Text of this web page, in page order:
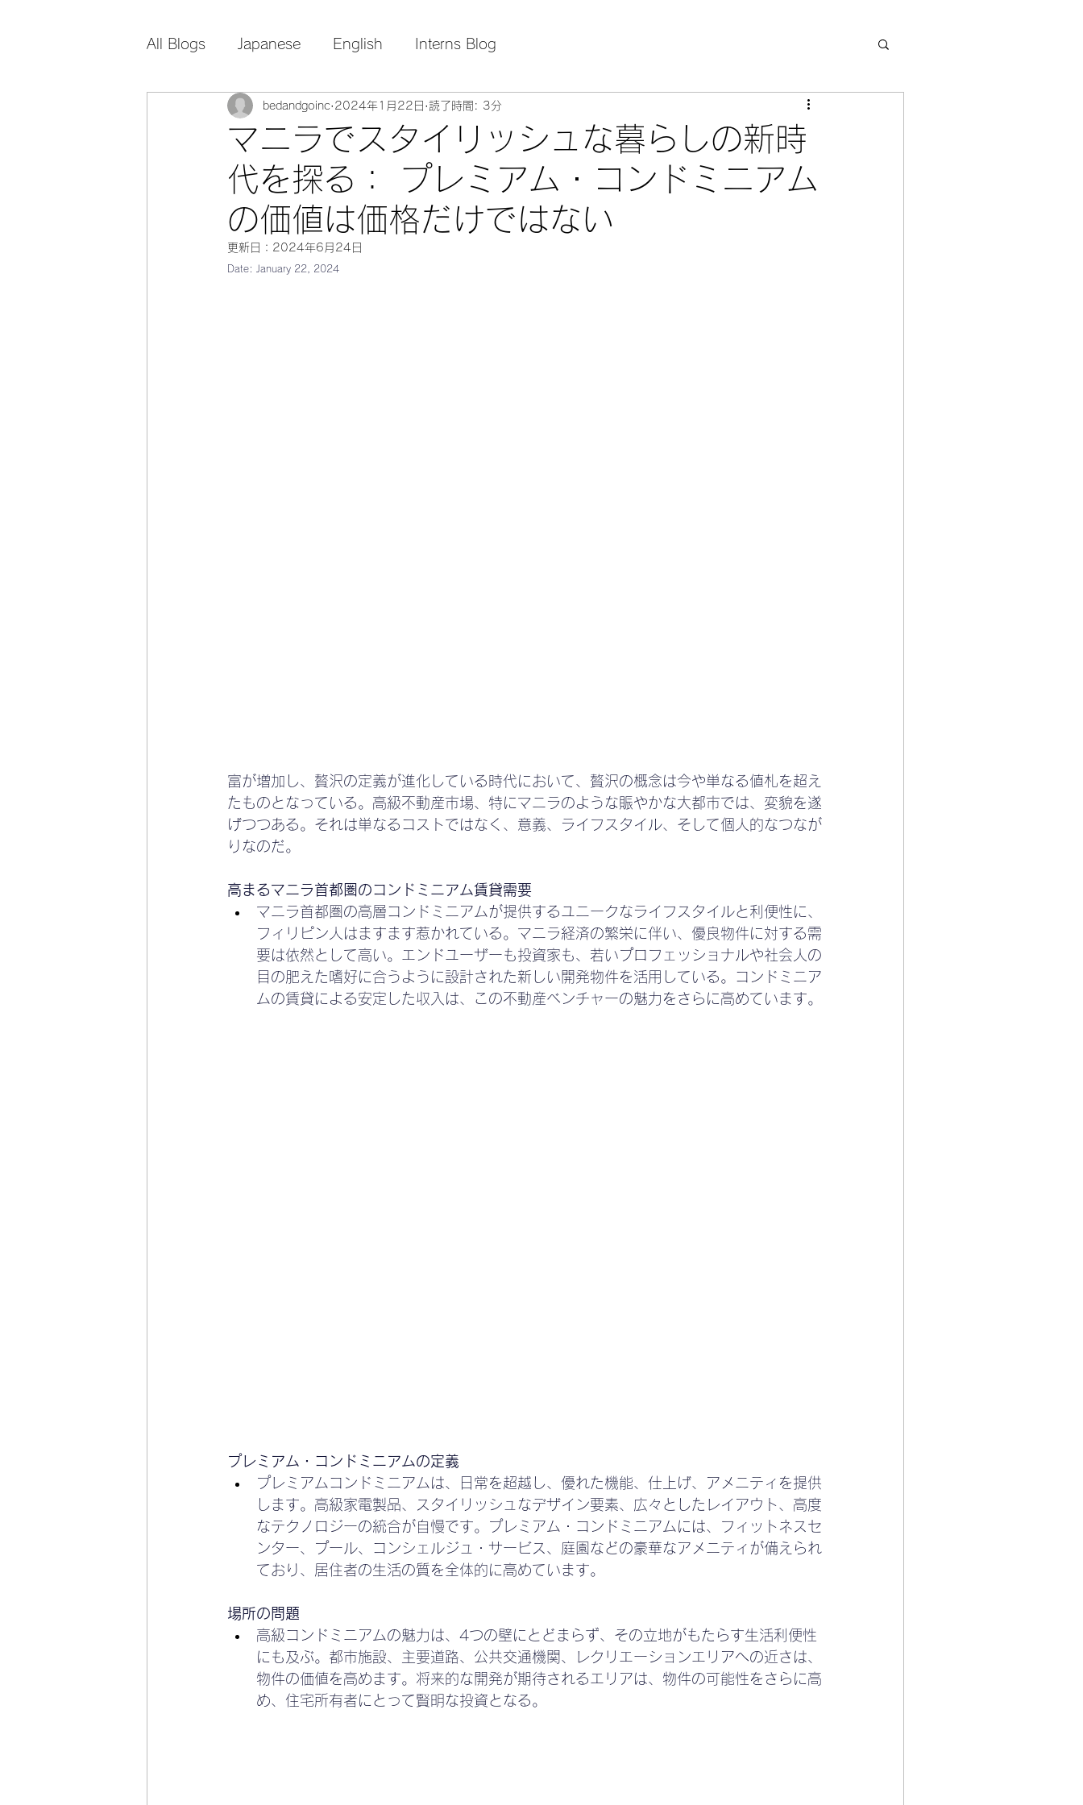
All Blogs Japanese English Interns Blog
マニラでスタイリッシュな暮らしの新時
代を探る： プレミアム・コンドミニアム
の価値は価格だけではない
bedandgoinc 2024年1月22日 読了時間: 3分
更新日： 2024年6月24日
Date: January 22, 2024
富が増加し、贅沢の定義が進化している時代において、贅沢の概念は今や単なる値札を超え
たものとなっている。高級不動産市場、特にマニラのような賑やかな大都市では、変貌を遂
げつつある。それは単なるコストではなく、意義、ライフスタイル、そして個人的なつなが
りなのだ。
高まるマニラ首都圏のコンドミニアム賃貸需要
マニラ首都圏の高層コンドミニアムが提供するユニークなライフスタイルと利便性に、
フィリピン人はますます惹かれている。マニラ経済の繁栄に伴い、優良物件に対する需
要は依然として高い。エンドユーザーも投資家も、若いプロフェッショナルや社会人の
目の肥えた嗜好に合うように設計された新しい開発物件を活用している。コンドミニア
ムの賃貸による安定した収入は、この不動産ベンチャーの魅力をさらに高めています。
プレミアム・コンドミニアムの定義
プレミアムコンドミニアムは、日常を超越し、優れた機能、仕上げ、アメニティを提供
します。高級家電製品、スタイリッシュなデザイン要素、広々としたレイアウト、高度
なテクノロジーの統合が自慢です。プレミアム・コンドミニアムには、フィットネスセ
ンター、プール、コンシェルジュ・サービス、庭園などの豪華なアメニティが備えられ
ており、居住者の生活の質を全体的に高めています。
場所の問題
高級コンドミニアムの魅力は、4つの壁にとどまらず、その立地がもたらす生活利便性
にも及ぶ。都市施設、主要道路、公共交通機関、レクリエーションエリアへの近さは、
物件の価値を高めます。将来的な開発が期待されるエリアは、物件の可能性をさらに高
め、住宅所有者にとって賢明な投資となる。